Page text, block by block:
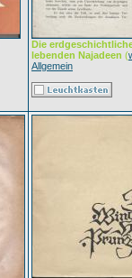
Die
lebenden Najadeen (
Allgemein